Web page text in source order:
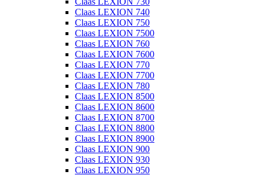
Claas LEXION 740
Claas LEXION 750
Claas LEXION 7500
Claas LEXION 760
Claas LEXION 7600
Claas LEXION 770
Claas LEXION 7700
Claas LEXION 780
Claas LEXION 8500
Claas LEXION 8600
Claas LEXION 8700
Claas LEXION 8800
Claas LEXION 8900
Claas LEXION 900
Claas LEXION 930
Claas LEXION 950